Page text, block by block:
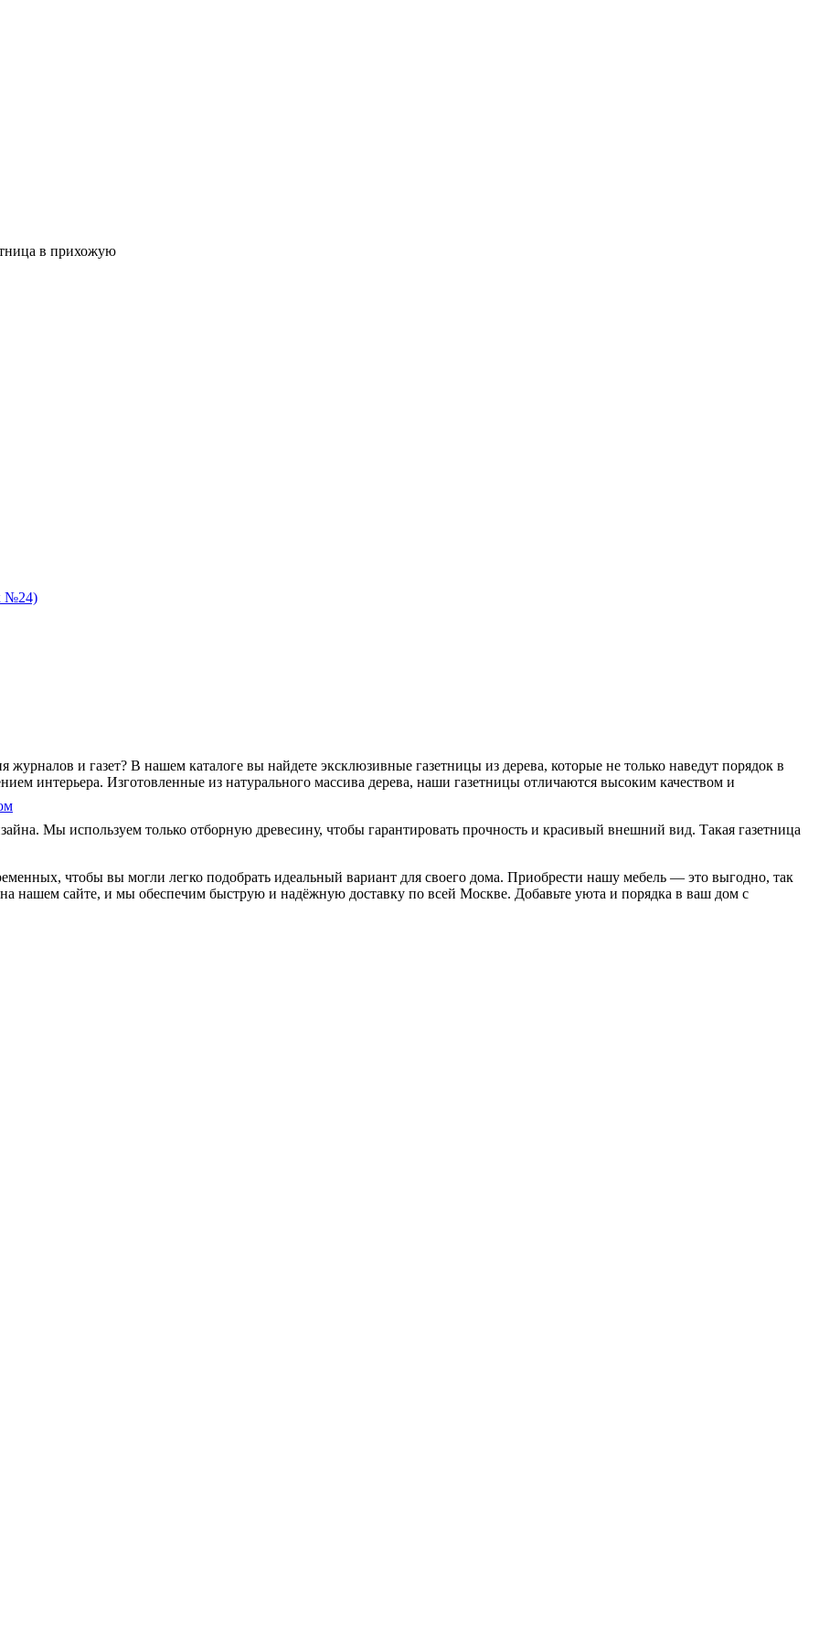
в прихожую
№24)
и газет? В нашем каталоге вы найдете эксклюзивные газетницы из дерева, которые не только наведут порядок в
интерьера. Изготовленные из натурального массива дерева, наши газетницы отличаются высоким качеством и
Мы используем только отборную древесину, чтобы гарантировать прочность и красивый внешний вид. Такая газетница
чтобы вы могли легко подобрать идеальный вариант для своего дома. Приобрести нашу мебель — это выгодно, так
нашем сайте, и мы обеспечим быструю и надёжную доставку по всей Москве. Добавьте уюта и порядка в ваш дом с